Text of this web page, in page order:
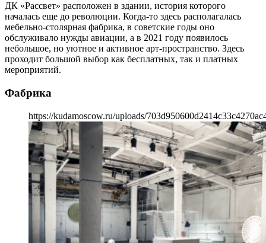
ДК «Рассвет» расположен в здании, история которого
началась еще до революции. Когда-то здесь располагалась
мебельно-столярная фабрика, в советские годы оно
обслуживало нужды авиации, а в 2021 году появилось
небольшое, но уютное и активное арт-пространство. Здесь
проходит большой выбор как бесплатных, так и платных
мероприятий.
Фабрика
https://kudamoscow.ru/uploads/